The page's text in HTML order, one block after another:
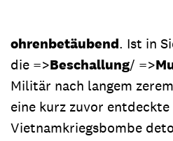
ohrenbetäubend. Ist in
die =>Beschallung/ =>
Militär nach langem
eine kurz zuvor entdeckte
Vietnamkriegsbombe